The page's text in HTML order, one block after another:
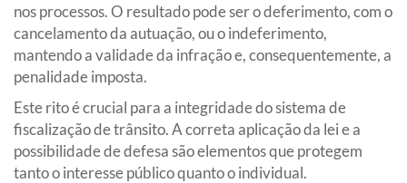
nos processos. O resultado pode ser o deferimento, com o
cancelamento da autuação, ou o indeferimento,
mantendo a validade da infração e, consequentemente, a
penalidade imposta.
Este rito é crucial para a integridade do sistema de
fiscalização de trânsito. A correta aplicação da lei e a
possibilidade de defesa são elementos que protegem
tanto o interesse público quanto o individual.